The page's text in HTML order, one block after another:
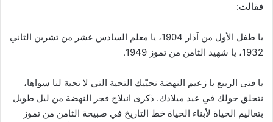
فقالت:
يا طفل الأول من آذار 1904، يا معلم السادس عشر من تشرين الثاني
1932، يا شهيد الثامن من تموز 1949.
يا فتى الربيع يا زعيم النهضة نحيّيك التحية التي لا تحية لنا سواها،
نتحلق حولك في عيد ميلادك. ذكرى انبلاج فجر النهضة من ليل طويل
بتعاليم الحياة لأبناء الحياة خط التاريخ في صبيحة الثامن من تموز